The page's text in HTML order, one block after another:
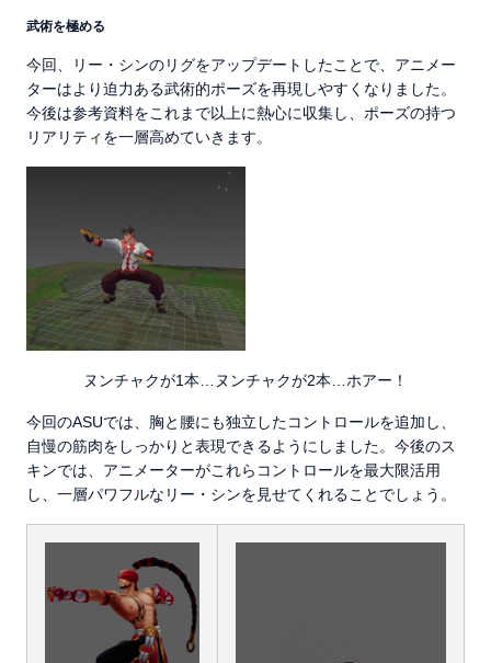
武術を極める
今回、リー・シンのリグをアップデートしたことで、アニメー
ターはより迫力ある武術的ポーズを再現しやすくなりました。
今後は参考資料をこれまで以上に熱心に収集し、ポーズの持つ
リアリティを一層高めていきます。
ヌンチャクが1本…ヌンチャクが2本…ホアー！
今回のASUでは、胸と腰にも独立したコントロールを追加し、
自慢の筋肉をしっかりと表現できるようにしました。今後のス
キンでは、アニメーターがこれらコントロールを最大限活用
し、一層パワフルなリー・シンを見せてくれることでしょう。